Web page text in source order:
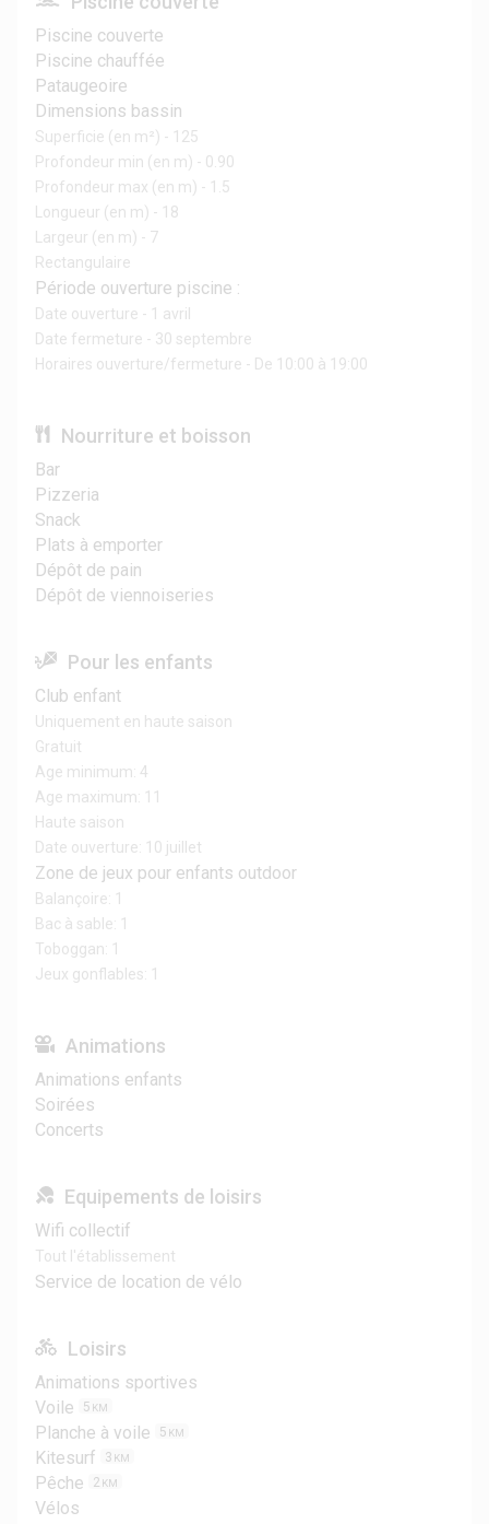
Piscine couverte
Piscine chauffée
Pataugeoire
Dimensions bassin
Superficie (en m²) - 125
Profondeur min (en m) - 0.90
Profondeur max (en m) - 1.5
Longueur (en m) - 18
Largeur (en m) - 7
Rectangulaire
Période ouverture piscine :
Date ouverture - 1 avril
Date fermeture - 30 septembre
Horaires ouverture/fermeture - De 10:00 à 19:00
Nourriture et boisson
Bar
Pizzeria
Snack
Plats à emporter
Dépôt de pain
Dépôt de viennoiseries
Pour les enfants
Club enfant
Uniquement en haute saison
Gratuit
Age minimum: 4
Age maximum: 11
Haute saison
Date ouverture: 10 juillet
Zone de jeux pour enfants outdoor
Balançoire: 1
Bac à sable: 1
Toboggan: 1
Jeux gonflables: 1
Animations
Animations enfants
Soirées
Concerts
Equipements de loisirs
Wifi collectif
Tout l'établissement
Service de location de vélo
Loisirs
Animations sportives
Voile
5 KM
Planche à voile 5 KM
Kitesurf 3 KM
Pêche 2 KM
Vélos